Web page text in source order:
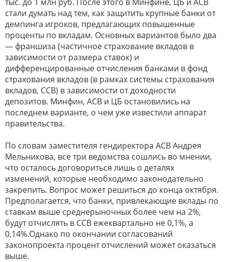
стали думать над тем, как защитить крупные банки от
демпинга игроков, предлагающих повышенные
проценты по вкладам. Основных вариантов было два
— франшиза (частичное страхование вкладов в
зависимости от размера ставок) и
дифференцированные отчисления банками в фонд
страхования вкладов (в рамках системы страхования
вкладов, ССВ) в зависимости от доходности
депозитов. Минфин, АСВ и ЦБ остановились на
последнем варианте, о чем уже известили аппарат
правительства.
По словам заместителя гендиректора АСВ Андрея
Мельникова, все три ведомства сошлись во мнении,
что осталось договориться лишь о деталях
изменений, которые необходимо законодательно
закрепить. Вопрос может решиться до конца октября.
Предполагается, что банки, привлекающие вклады по
ставкам выше среднерыночных более чем на 2%,
будут отчислять в ССВ ежеквартально не 0,1%, а
0,14%.Однако по окончании согласований
законопроекта процент отчислений может оказаться
выше.